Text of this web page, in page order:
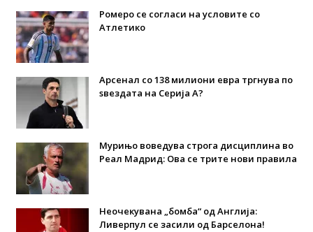
Ромеро се согласи на условите со
Атлетико
Арсенал со 138 милиони евра тргнува по
ѕвездата на Серија А?
Мурињо воведува строга дисциплина во
Реал Мадрид: Ова се трите нови правила
Неочекувана „бомба“ од Англија:
Ливерпул се засили од Барселона!